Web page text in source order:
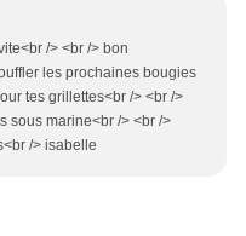
/> <br /> bon
les prochaines bougies
tes grillettes<br /> <br />
sous marine<br /> <br />
/> isabelle